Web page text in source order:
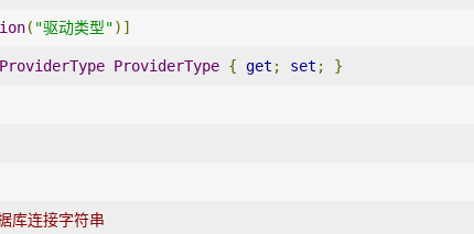
( "驱动类型")]
ProviderType { get ; set ; }
连接字符串